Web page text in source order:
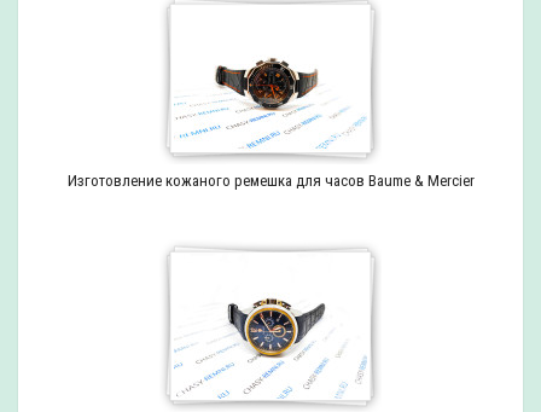
Изготовление кожаного ремешка для часов Baume & Mercier